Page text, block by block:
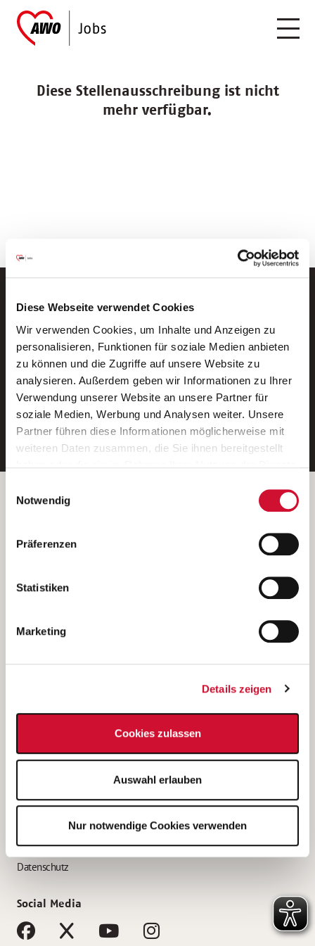
Diese Webseite verwendet Cookies
Wir verwenden Cookies, um Inhalte und Anzeigen zu
personalisieren, Funktionen für soziale Medien anbieten
zu können und die Zugriffe auf unsere Website zu
analysieren. Außerdem geben wir Informationen zu Ihrer
Verwendung unserer Website an unsere Partner für
soziale Medien, Werbung und Analysen weiter. Unsere
Partner führen diese Informationen möglicherweise mit
weiteren Daten zusammen, die Sie ihnen bereitgestellt
Wenn Sie auf „Cookies zulassen“ klicken, so stimmen
Sie der Speicherung sämtlicher Cookies zu. Sie können
Ihre Einwilligung selbstverständlich jederzeit widerrufen,
indem Sie die Cookie-Einstellungen aufrufen und diese
unsererDatenschutzerklärung
Notwendig
Präferenzen
Statistiken
Marketing
Details zeigen
Cookies zulassen
Auswahl erlauben
Nur notwendige Cookies verwenden
Diese Stellenausschreibung ist nicht
mehr verfügbar.
Neue Stellen per E-Mail.
Ein kostenloser Service von AWO
Jobs.
E-Mail-Adresse eintragen
Betreiber der Webseite
Kantstraße 45a
(Ein Tochterunternehmen des AWO Bezirksverbandes Unterfranken
e.V.)
Bewerbung als Altenpflegehelfer*in
Bewerbung als Erzieher*in
AWO Gliederungen nach Bundesland
Impressum
Datenschutz
Social Media